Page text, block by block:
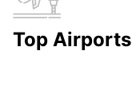
Top Airports